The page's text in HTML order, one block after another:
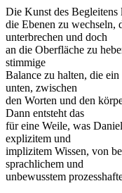
Die Kunst des
die Ebenen zu wechseln,
unterbrechen und doch
an die Oberfläche zu
stimmige
Balance zu halten, die
unten, zwischen
den Worten und den
Dann entsteht das
für eine Weile, was
explizitem und
implizitem Wissen, von
sprachlichem und
unbewusstem